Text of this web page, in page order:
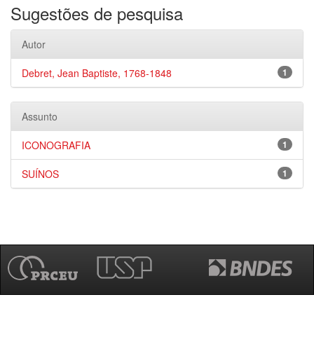
Sugestões de pesquisa
Autor
1
Debret, Jean Baptiste, 1768-1848
Assunto
1
ICONOGRAFIA
1
SUÍNOS